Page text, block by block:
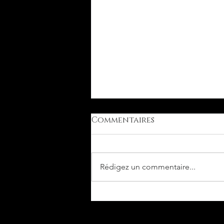
Commentaires
Rédigez un commentaire...